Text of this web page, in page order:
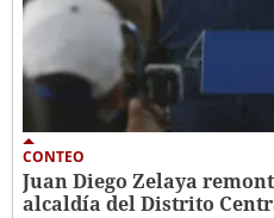
CONTEO
Juan Diego Zelaya
alcaldía del Distrito